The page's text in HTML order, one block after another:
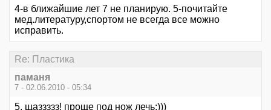
4-в ближайшие лет 7 не планирую. 5-почитайте
мед.литературу,спортом не всегда все можно
исправить.
Re: Пластика
паманя
7 - 02.06.2010 - 05:34
5, щаззззз! проще под нож лечь:)))